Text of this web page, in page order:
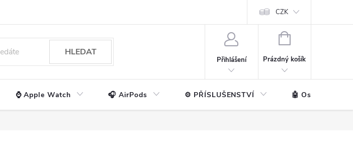
CZK
HLEDAT
Přihlášení
NÁKUPNÍ
Prázdný košík
⌚ Apple Watch 🎧 AirPods ⚙️ PŘÍSLUŠENSTVÍ 🤖 Ostatní